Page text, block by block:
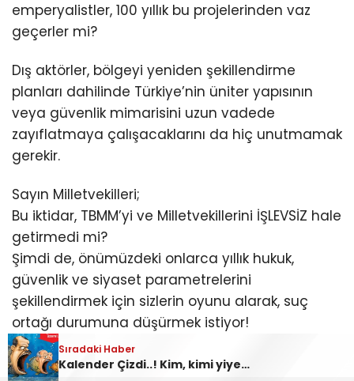
emperyalistler, 100 yıllık bu projelerinden vaz
geçerler mi?
Dış aktörler, bölgeyi yeniden şekillendirme
planları dahilinde Türkiye’nin üniter yapısının
veya güvenlik mimarisini uzun vadede
zayıflatmaya çalışacaklarını da hiç unutmamak
gerekir.
Sayın Milletvekilleri;
Bu iktidar, TBMM’yi ve Milletvekillerini İŞLEVSİZ hale
getirmedi mi?
Şimdi de, önümüzdeki onlarca yıllık hukuk,
güvenlik ve siyaset parametrelerini
şekillendirmek için sizlerin oyunu alarak, suç
ortağı durumuna düşürmek istiyor!
Bu günler gelir geçer. Fakat, bu yasaya oy
Sıradaki Haber
Kalender Çizdi..! Kim, kimi yiyecek?..